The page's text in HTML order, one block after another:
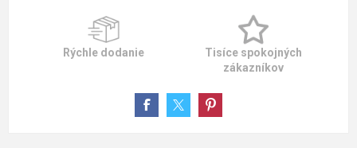
Rýchle dodanie
Tisíce spokojných
zákazníkov